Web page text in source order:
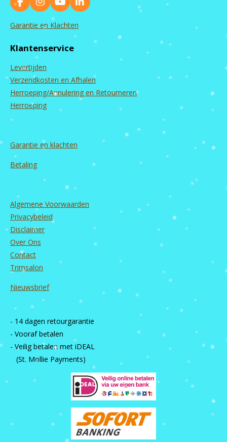
F
a
c
o
k
I
n
s
g
a
m
Y
o
u
b
L
i
Garantie en Klachten
Klantenservice
Levertijden
Verzendkosten en Afhalen
Herroeping/Annulering en Retourneren
Herroeping
Garantie en klachten
Betaling
Algemene Voorwaarden
Privacybeleid
Disclaimer
Over Ons
Contact
Trimsalon
Nieuwsbrief
- 14 dagen retourgarantie
- Vooraf betalen
- Veilig betalen met iDEAL
(St. Mollie Payments)